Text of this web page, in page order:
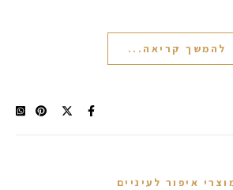
להמשך קריאה...
איפור לעיניים